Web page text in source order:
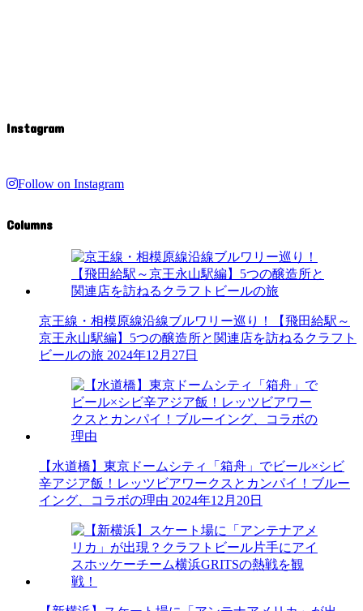
Instagram
Follow on Instagram
Columns
京王線・相模原線沿線ブルワリー巡り！【飛田給駅～
京王永山駅編】5つの醸造所と関連店を訪ねるクラフト
ビールの旅 2024年12月27日
【水道橋】東京ドームシティ「箱舟」でビール×シビ
辛アジア飯！レッツビアワークスとカンパイ！ブルー
イング、コラボの理由 2024年12月20日